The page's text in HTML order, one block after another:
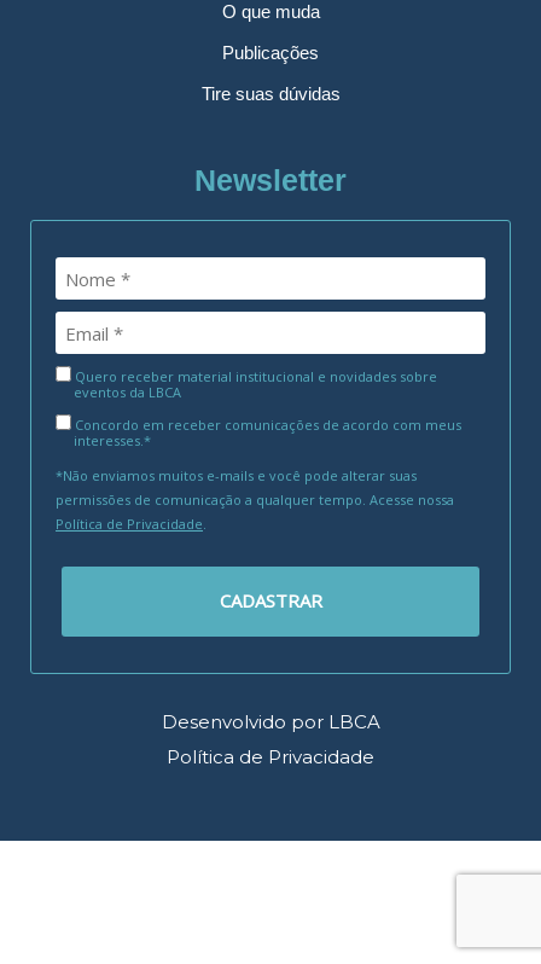
O que muda
Publicações
Tire suas dúvidas
Newsletter
Quero receber material institucional e novidades sobre
eventos da LBCA
Concordo em receber comunicações de acordo com meus
interesses.*
*Não enviamos muitos e-mails e você pode alterar suas
permissões de comunicação a qualquer tempo. Acesse nossa
Política de Privacidade
CADASTRAR
Desenvolvido por LBCA
Política de Privacidade